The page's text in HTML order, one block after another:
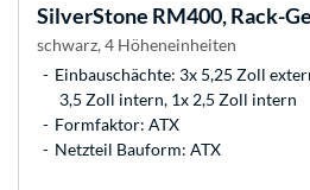
SilverStone RM400, Rack-
schwarz, 4 Höheneinheiten
Einbauschächte: 3x 5,25 Zoll
3,5 Zoll intern, 1x 2,5 Zoll intern
Formfaktor: ATX
Netzteil Bauform: ATX